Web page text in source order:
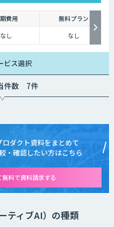
費用
無料プラン
なし なし
ビス選択
件数 7件
ロダクト資料をまとめて
・確認したい方はこちら
料で資料請求する
ティブAI）の種類